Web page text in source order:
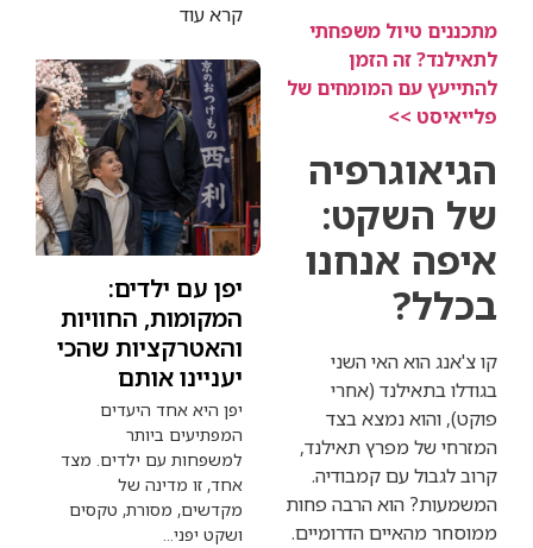
טיול משפחתי
זה הזמן
עם המומחים של
>>
אנחנו
האי השני
(אחרי
נמצא בצד
מפרץ תאילנד,
עם קמבודיה.
הוא הרבה פחות
הדרומיים.
יפן עם ילדים:
המקומות, החוויות
והאטרקציות שהכי
יעניינו אותם
יפן היא אחד היעדים
המפתיעים ביותר
למשפחות עם ילדים. מצד
אחד, זו מדינה של
מקדשים, מסורת, טקסים
ושקט יפני...